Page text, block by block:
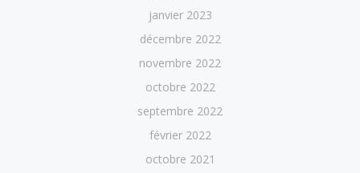
janvier 2023
décembre 2022
novembre 2022
octobre 2022
septembre 2022
février 2022
octobre 2021